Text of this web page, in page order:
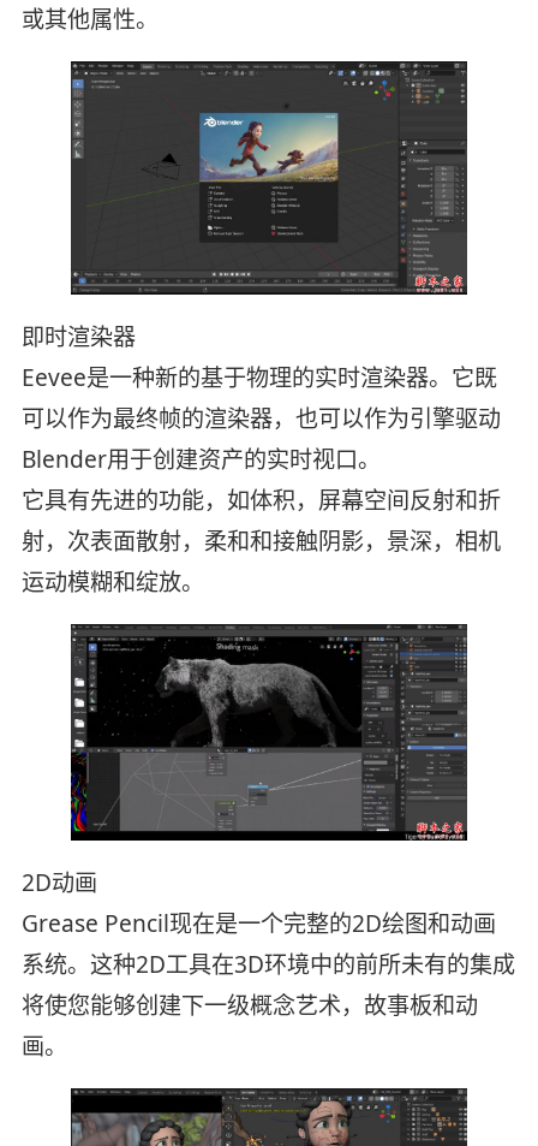
或其他属性。
即时渲染器
Eevee是一种新的基于物理的实时渲染器。它既
可以作为最终帧的渲染器，也可以作为引擎驱动
Blender用于创建资产的实时视口。
它具有先进的功能，如体积，屏幕空间反射和折
射，次表面散射，柔和和接触阴影，景深，相机
运动模糊和绽放。
2D动画
Grease Pencil现在是一个完整的2D绘图和动画
系统。这种2D工具在3D环境中的前所未有的集成
将使您能够创建下一级概念艺术，故事板和动
画。